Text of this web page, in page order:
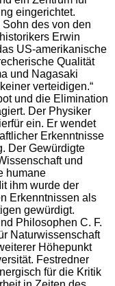
eingerichtet.
des von den
Erwin
US-amerikanische
Qualität
und Nagasaki
verteidigen.“
und die Elimination
Der Physiker
ein. Er wendet
Erkenntnisse
Der Gewürdigte
und
humane
ihm wurde der
Erkenntnissen als
gewürdigt.
Philosophen C. F.
Naturwissenschaft
Höhepunkt
Festredner
für die Kritik